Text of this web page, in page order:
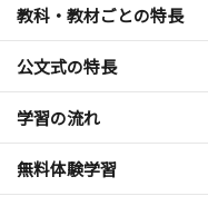
教科・教材ごとの特長
公文式の特長
学習の流れ
無料体験学習